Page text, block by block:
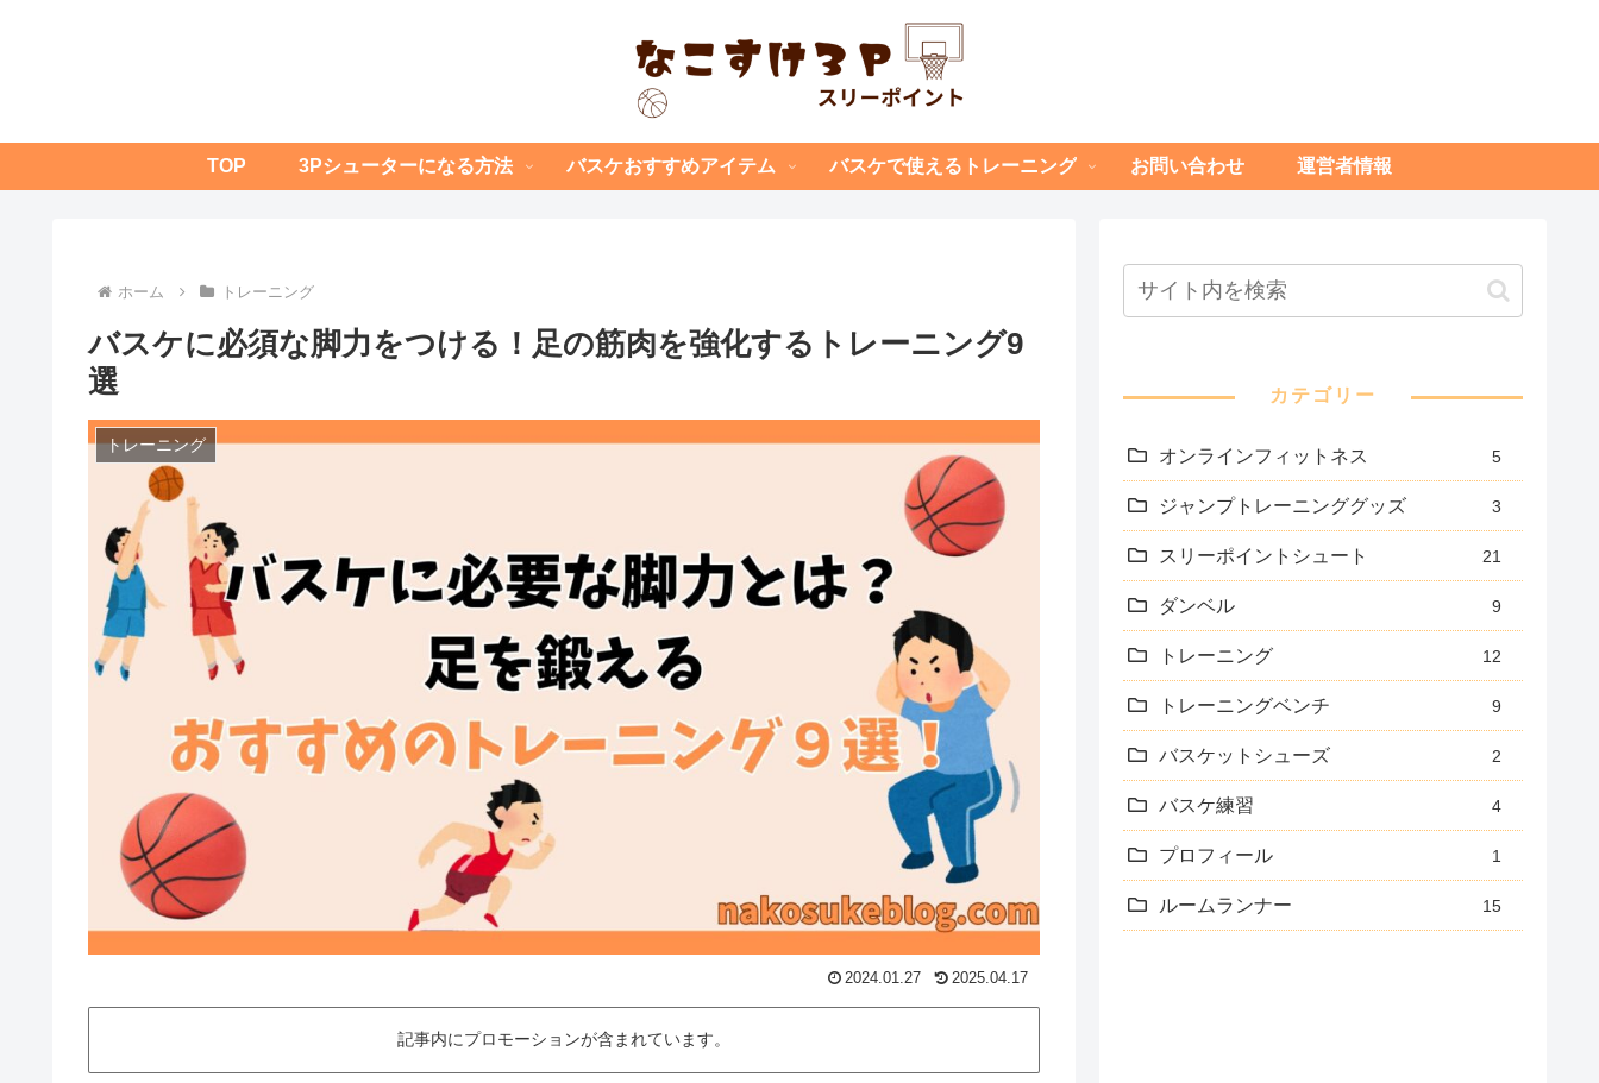
TOP 3Pシューターになる方法 バスケおすすめアイテム バスケで使えるトレーニング お問い合わせ 運営者情報
ホーム トレーニング
バスケに必須な脚力をつける！足の筋肉を強化するトレーニング9
選
トレーニング
2024.01.27 2025.04.17
記事内にプロモーションが含まれています。
カテゴリー
オンラインフィットネス 5
ジャンプトレーニンググッズ 3
スリーポイントシュート 21
ダンベル 9
トレーニング 12
トレーニングベンチ 9
バスケットシューズ 2
バスケ練習 4
プロフィール 1
ルームランナー 15